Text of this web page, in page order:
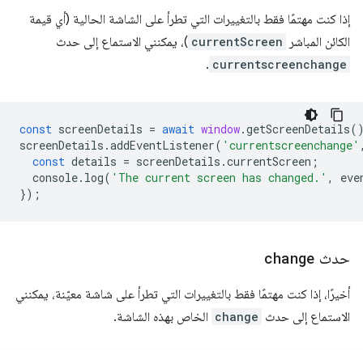
إذا كنت مهتمًا فقط بالتغييرات التي تطرأ على الشاشة الحالية (أي قيمة
الكائن المباشر
currentScreen )، يمكنني الاستماع إلى حدث
currentscreenchange
.
const screenDetails = await window.getScreenDetails
screenDetails .addEventListener( 'currentscreenchange'
const details = screenDetails .currentScreen ;
console. log( 'The current screen has changed.' ,
});
حدث change
أخيرًا، إذا كنت مهتمًا فقط بالتغييرات التي تطرأ على شاشة معيّنة، يمكنني
الاستماع إلى حدث change الخاص بهذه الشاشة.